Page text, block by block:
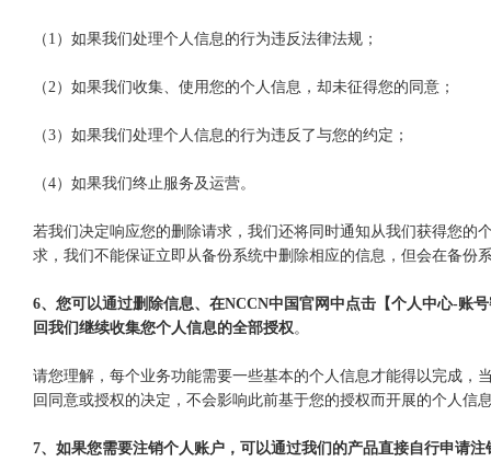
（1）如果我们处理个人信息的行为违反法律法规；
（2）如果我们收集、使用您的个人信息，却未征得您的同意；
（3）如果我们处理个人信息的行为违反了与您的约定；
（4）如果我们终止服务及运营。
若我们决定响应您的删除请求，我们还将同时通知从我们获得您
求，我们不能保证立即从备份系统中删除相应的信息，但会在备份
6、您可以通过删除信息、在NCCN中国官网中点击【个人中心-账
回我们继续收集您个人信息的全部授权 。
请您理解，每个业务功能需要一些基本的个人信息才能得以完成
回同意或授权的决定，不会影响此前基于您的授权而开展的个人信
7、如果您需要注销个人账户，可以通过我们的产品直接自行申请